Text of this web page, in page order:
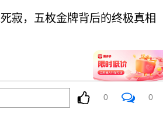
寂，五枚金牌背后的终极真相
11157 08-03
0 0